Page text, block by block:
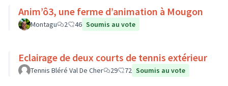
Anim’ô3, une ferme d’animation à Mougon
Montagu 2 46 Soumis au vote
Eclairage de deux courts de tennis extérieur
Tennis Bléré Val De Cher 29 72 Soumis au vote